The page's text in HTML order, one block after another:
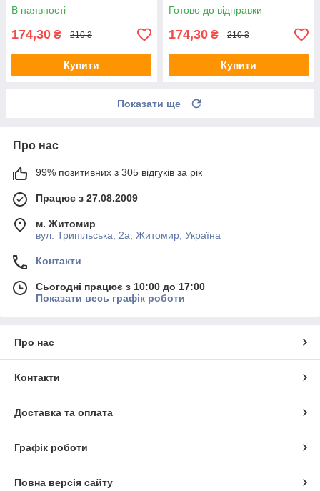
В наявності
174,30 ₴ 210 ₴
Купити
Готово до відправки
174,30 ₴ 210 ₴
Купити
Показати ще
Про нас
99% позитивних з 305 відгуків за рік
Працює з 27.08.2009
м. Житомир
вул. Трипільська, 2а, Житомир, Україна
Контакти
Сьогодні працює з 10:00 до 17:00
Показати весь графік роботи
Про нас
Контакти
Доставка та оплата
Графік роботи
Повна версія сайту